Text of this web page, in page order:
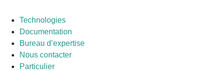
Technologies
Documentation
Bureau d’expertise
Nous contacter
Particulier